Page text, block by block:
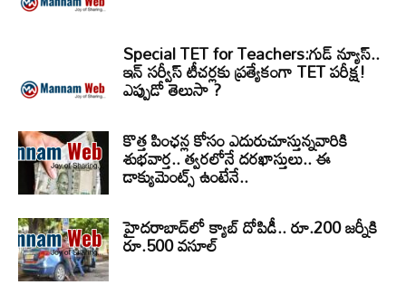
Special TET for Teachers:గుడ్ న్యూస్..
ఇన్ సర్వీస్ టీచర్లకు ప్రత్యేకంగా TET పరీక్ష!
ఎప్పుడో తెలుసా ?
కొత్త పింఛన్ల కోసం ఎదురుచూస్తున్నవారికి
శుభవార్త.. త్వరలోనే దరఖాస్తులు.. ఈ
డాక్యుమెంట్స్ ఉంటేనే..
హైదరాబాద్‌లో క్యాబ్‌ దోపిడీ.. రూ.200 జర్నీకి
రూ.500 వసూల్